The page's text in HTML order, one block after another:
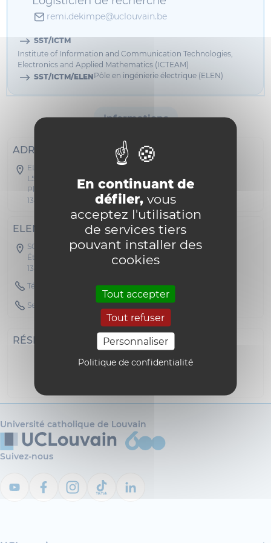
En continuant de
défiler, vous
acceptez l'utilisation
de services tiers
pouvant installer des
cookies
Tout accepter
Tout refuser
Personnaliser
Politique de confidentialité
remi.dekimpe@uclouvain.be
SST/ICTM
Institute of Information and Communication Technologies,
Electronics and Applied Mathematics (ICTEAM)
SST/ICTM/ELENPôle en ingénierie électrique (ELEN)
Informations
ADRESSE POSTALE
ELEN - Maxwell
L5.03.02
Place du Levant 3
1348 Louvain-la-Neuve
ELEN
SC03 - Maxwell
Étage 01 Bureau A 148
1348 Louvain-la-Neuve
Téléphone : 010472559
Secretary Phone : 010472597
RÉSEAUX SOCIAUX
Université catholique de Louvain
Suivez-nous